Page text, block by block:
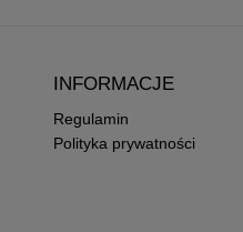
INFORMACJE
Regulamin
Polityka prywatności